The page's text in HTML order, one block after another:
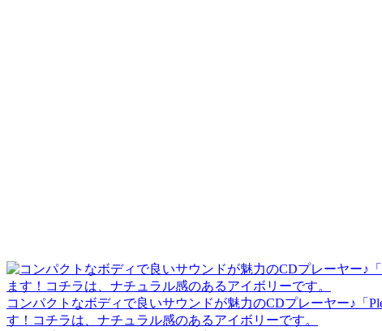
コンパクトなボディで良いサウンドが魅力のCDプレーヤー♪「
す！コチラは、ナチュラル感のあるアイボリーです。